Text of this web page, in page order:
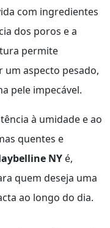
com ingredientes
dos poros e a
permite
um aspecto pesado,
pele impecável.
à umidade e ao
quentes e
NY é,
quem deseja uma
ao longo do dia.